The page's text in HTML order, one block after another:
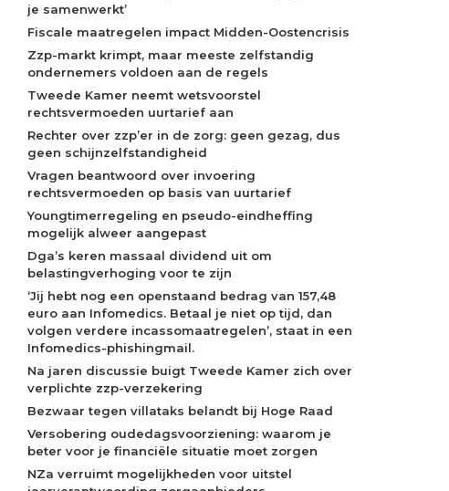
je samenwerkt’
Fiscale maatregelen impact Midden-Oostencrisis
Zzp-markt krimpt, maar meeste zelfstandig
ondernemers voldoen aan de regels
Tweede Kamer neemt wetsvoorstel
rechtsvermoeden uurtarief aan
Rechter over zzp’er in de zorg: geen gezag, dus
geen schijnzelfstandigheid
Vragen beantwoord over invoering
rechtsvermoeden op basis van uurtarief
Youngtimerregeling en pseudo-eindheffing
mogelijk alweer aangepast
Dga’s keren massaal dividend uit om
belastingverhoging voor te zijn
‘Jij hebt nog een openstaand bedrag van 157,48
euro aan Infomedics. Betaal je niet op tijd, dan
volgen verdere incassomaatregelen’, staat in een
Infomedics-phishingmail.
Na jaren discussie buigt Tweede Kamer zich over
verplichte zzp-verzekering
Bezwaar tegen villataks belandt bij Hoge Raad
Versobering oudedagsvoorziening: waarom je
beter voor je financiële situatie moet zorgen
NZa verruimt mogelijkheden voor uitstel